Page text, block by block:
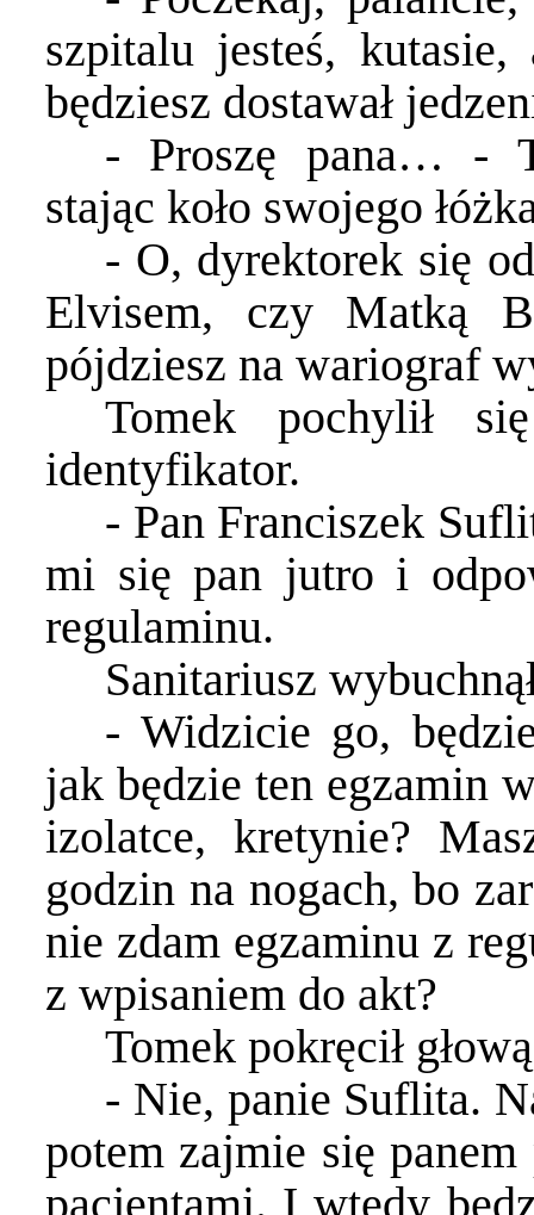
szpitalu jesteś,
będziesz dostawał
- Proszę pana… -
stając koło swojego
- O, dyrektorek się
Elvisem, czy Matką
pójdziesz na wariograf
Tomek pochylił
identyfikator.
- Pan Franciszek
mi się pan jutro i
regulaminu.
Sanitariusz
- Widzicie go,
jak będzie ten egzamin
izolatce, kretynie?
godzin na nogach, bo
nie zdam egzaminu z
z wpisaniem do akt?
Tomek pokręcił
- Nie, panie Suflita.
potem zajmie się
pacjentami. I wtedy